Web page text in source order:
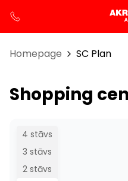
Homepage SC Plan
Shopping